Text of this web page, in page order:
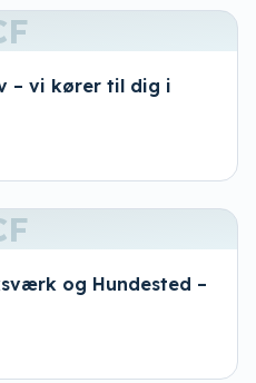
– vi kører til dig i
og Hundested –